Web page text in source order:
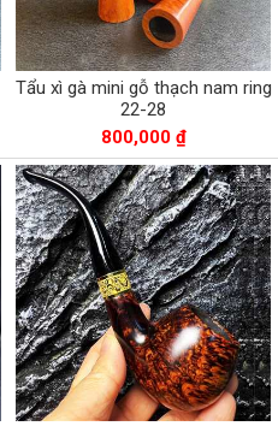
Tẩu xì gà mini gỗ thạch nam ring
22-28
800,000 ₫